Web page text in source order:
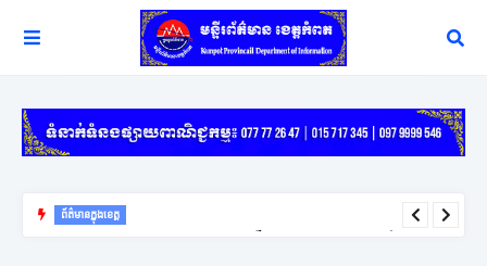
ព័ត៌មានក្នុងខេត្ត